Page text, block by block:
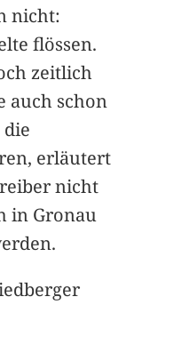
nicht:
flössen.
zeitlich
auch schon
erläutert
nicht
in Gronau